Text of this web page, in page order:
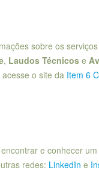
sobre os
, Laudos Técnicos e
acesse o site da Item 6
e conhecer
redes: LinkedIn e